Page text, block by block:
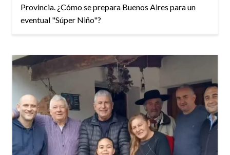
Provincia. ¿Cómo se prepara Buenos Aires para un
eventual "Súper Niño"?